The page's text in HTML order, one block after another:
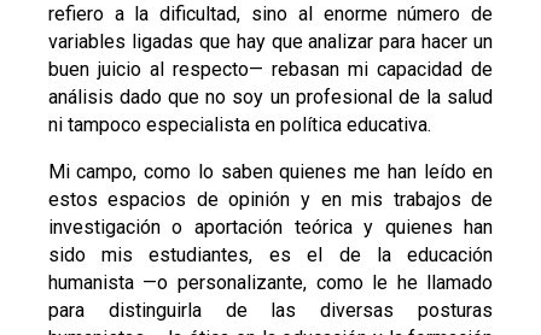
refiero a la dificultad, sino al enorme número de
variables ligadas que hay que analizar para hacer un
buen juicio al respecto— rebasan mi capacidad de
análisis dado que no soy un profesional de la salud
ni tampoco especialista en política educativa.
Mi campo, como lo saben quienes me han leído en
estos espacios de opinión y en mis trabajos de
investigación o aportación teórica y quienes han
sido mis estudiantes, es el de la educación
humanista —o personalizante, como le he llamado
para distinguirla de las diversas posturas